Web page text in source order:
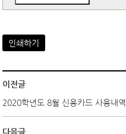
인쇄하기
이전글
2020학년도 8월 신용카드 사용내역
다음글